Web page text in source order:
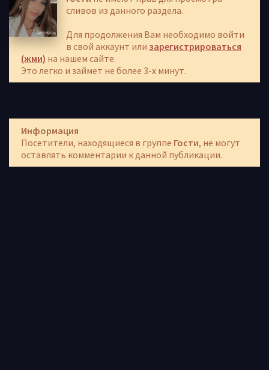
сливов из данного раздела.
Для продолжения Вам необходимо войти
в свой аккаунт или зарегистрироваться
(жми) на нашем сайте.
Это легко и займет не более 3-х минут.
Информация
Посетители, находящиеся в группе Гости, не могут
оставлять комментарии к данной публикации.